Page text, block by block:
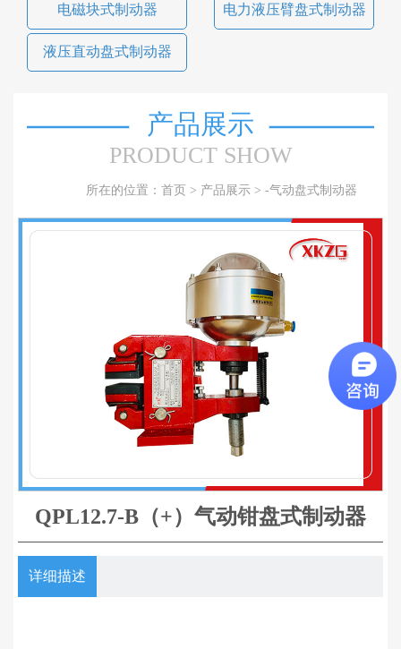
电磁块式制动器 电力液压臂盘式制动器
液压直动盘式制动器
产品展示
PRODUCT SHOW
所在的位置： 首页> 产品展示> -气动盘式制动器
QPL12.7-B（+）气动钳盘式制动器
详细描述